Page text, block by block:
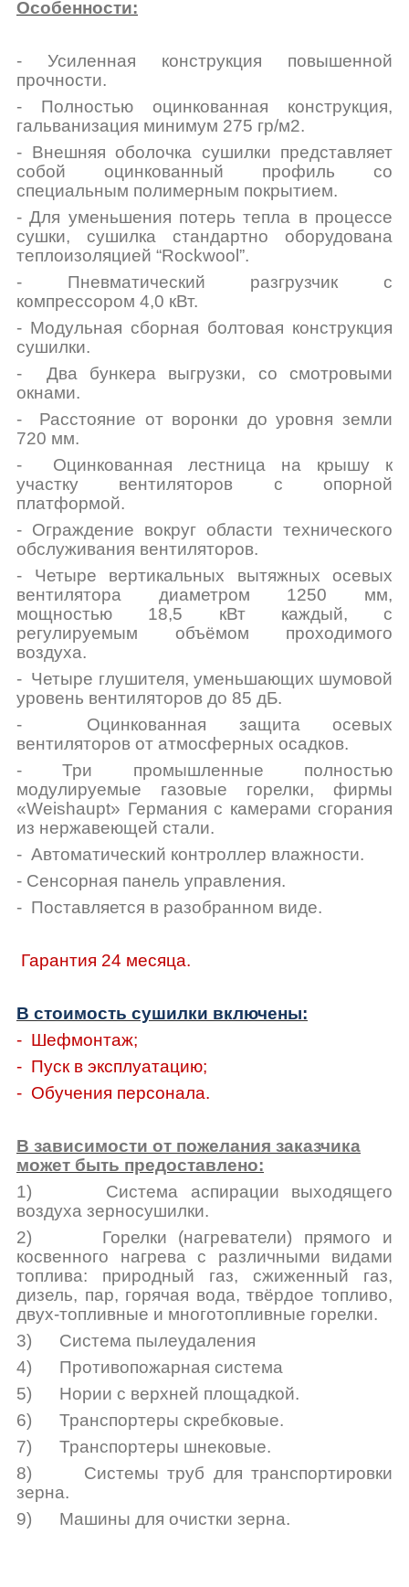
Особенности:
- Усиленная конструкция повышенной
прочности.
- Полностью оцинкованная конструкция,
гальванизация минимум 275 гр/м2.
- Внешняя оболочка сушилки представляет
собой оцинкованный профиль со
специальным полимерным покрытием.
- Для уменьшения потерь тепла в процессе
сушки, сушилка стандартно оборудована
теплоизоляцией “Rockwool”.
- Пневматический разгрузчик с
компрессором 4,0 кВт.
- Модульная сборная болтовая конструкция
сушилки.
- Два бункера выгрузки, со смотровыми
окнами.
- Расстояние от воронки до уровня земли
720 мм.
- Оцинкованная лестница на крышу к
участку вентиляторов с опорной
платформой.
- Ограждение вокруг области технического
обслуживания вентиляторов.
- Четыре вертикальных вытяжных осевых
вентилятора диаметром 1250 мм,
мощностью 18,5 кВт каждый, с
регулируемым объёмом проходимого
воздуха.
- Четыре глушителя, уменьшающих шумовой
уровень вентиляторов до 85 дБ.
- Оцинкованная защита осевых
вентиляторов от атмосферных осадков.
- Три промышленные полностью
модулируемые газовые горелки, фирмы
«Weishaupt» Германия с камерами сгорания
из нержавеющей стали.
- Автоматический контроллер влажности.
- Сенсорная панель управления.
- Поставляется в разобранном виде.
Гарантия 24 месяца.
В стоимость сушилки включены:
- Шефмонтаж;
- Пуск в эксплуатацию;
- Обучения персонала.
В зависимости от пожелания заказчика
может быть предоставлено:
1)
Система аспирации выходящего
воздуха зерносушилки.
2)
Горелки (нагреватели) прямого и
косвенного нагрева с различными видами
топлива: природный газ, сжиженный газ,
дизель, пар, горячая вода, твёрдое топливо,
двух-топливные и многотопливные горелки.
3)
Система пылеудаления
4)
Противопожарная система
5)
Нории с верхней площадкой.
6)
Транспортеры скребковые.
7)
Транспортеры шнековые.
8)
Системы труб для транспортировки
зерна.
9)
Машины для очистки зерна.